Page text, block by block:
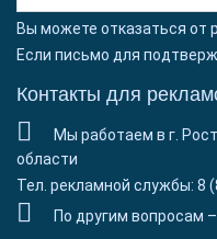
Вы можете отказаться от
Если письмо для
Контакты для
Мы работаем в г.
области
Тел. рекламной службы: 8
По другим вопросам –